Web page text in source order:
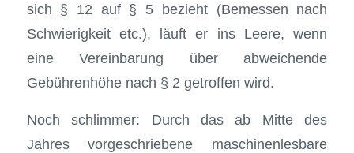
sich § 12 auf § 5 bezieht (Bemessen nach
Schwierigkeit etc.), läuft er ins Leere, wenn
eine Vereinbarung über abweichende
Gebührenhöhe nach § 2 getroffen wird.
Noch schlimmer: Durch das ab Mitte des
Jahres vorgeschriebene maschinenlesbare